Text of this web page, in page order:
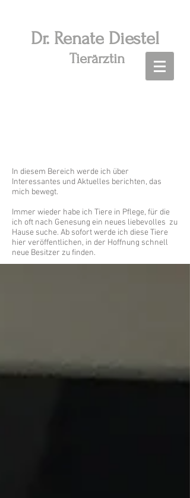
Dr. Renate Diestel
Tierärztin
In diesem Bereich werde ich über
Interessantes und Aktuelles berichten, das
mich bewegt.
Immer wieder habe ich Tiere in Pflege, für die
ich oft nach Genesung ein neues liebevolles zu
Hause suche. Ab sofort werde ich diese Tiere
hier veröffentlichen, in der Hoffnung schnell
neue Besitzer zu finden.